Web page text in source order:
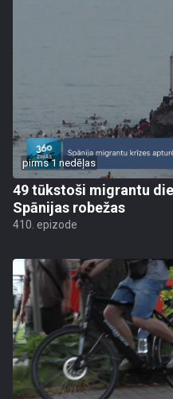
pirms 1 nedēļas
49 tūkstoši migrantu
Spānijas robežas
410. epizode